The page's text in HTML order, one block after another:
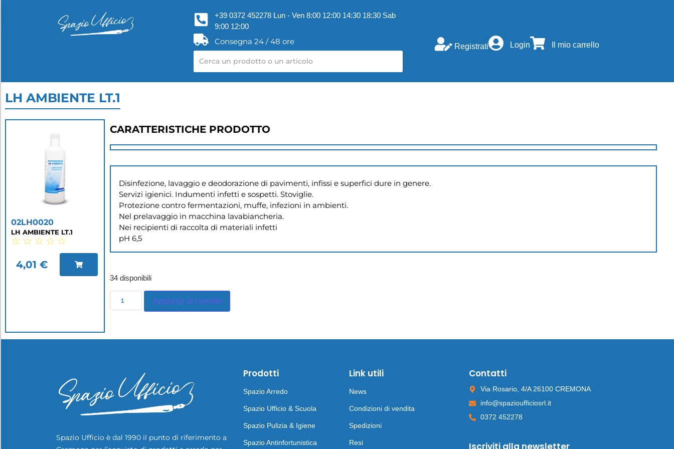
+39 0372 452278 Lun - Ven 8:00 12:00 14:30 18:30 Sab
9:00 12:00
Consegna 24 / 48 ore
Registrati Login Il mio carrello
LH AMBIENTE LT.1
02LH0020
LH AMBIENTE LT.1
☆ ☆ ☆ ☆ ☆
4,01 €
CARATTERISTICHE PRODOTTO
Disinfezione, lavaggio e deodorazione di pavimenti, infissi e superfici dure in genere.
Servizi igienici. Indumenti infetti e sospetti. Stoviglie.
Protezione contro fermentazioni, muffe, infezioni in ambienti.
Nel prelavaggio in macchina lavabiancheria.
Nei recipienti di raccolta di materiali infetti
pH 6,5
34 disponibili
Aggiungi al carrello
Spazio Ufficio è dal 1990 il punto di riferimento a
Prodotti
Spazio Arredo
Spazio Ufficio & Scuola
Spazio Pulizia & Igiene
Spazio Antinfortunistica
Link utili
News
Condizioni di vendita
Spedizioni
Resi
Contatti
Via Rosario, 4/A 26100 CREMONA
info@spazioufficiosrl.it
0372 452278